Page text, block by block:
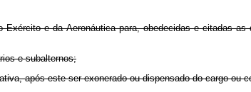
e da Aeronáutica para, obedecidas e citadas
e subalternos;
após este ser exonerado ou dispensado do cargo ou